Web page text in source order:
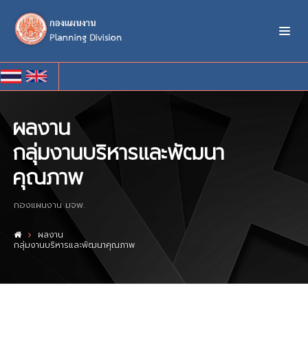
ผลงาน
กลุ่มงานบริหารและพัฒนา
คุณภาพ
กองแผนงาน มจพ.
ผลงาน
กลุ่มงานบริหารและพัฒนาคุณภาพ